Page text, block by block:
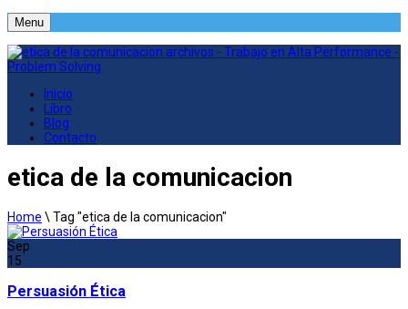
Menu
Inicio
Libro
Blog
Contacto
etica de la comunicacion
Home \ Tag "etica de la comunicacion"
Sep
15
Persuasión Ética